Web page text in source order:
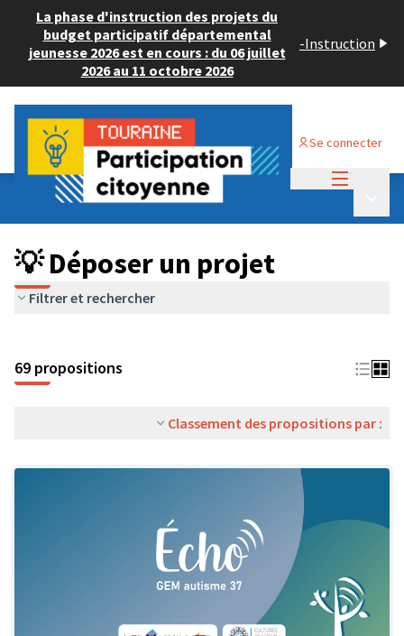
La phase d'instruction des projets du
budget participatif départemental
jeunesse 2026 est en cours : du 06 juillet
2026 au 11 octobre 2026
-Instruction
Se connecter
Budget Participatif ADULTE 2024
💡 Déposer un projet
💡 Déposer un projet
Filtrer et rechercher
69 propositions
Classement des propositions par :